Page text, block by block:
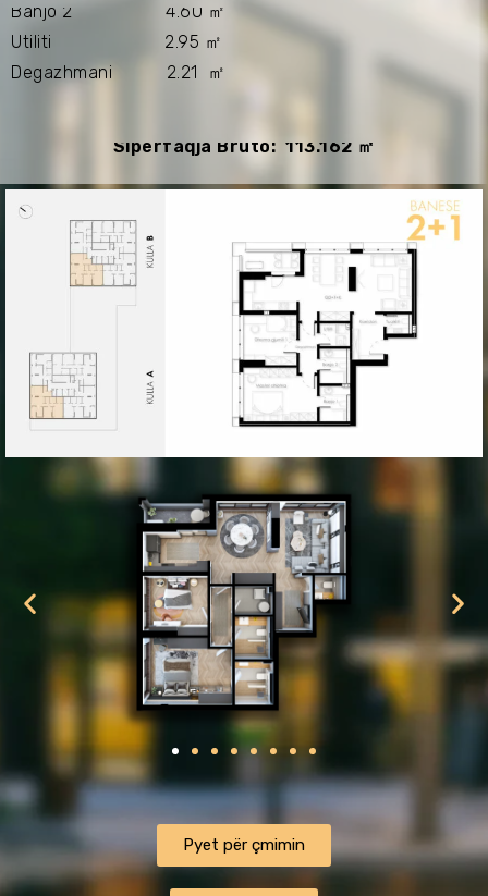
Banjo 2 4.60 ㎡
Utiliti 2.95 ㎡
Degazhmani 2.21 ㎡
Sipërfaqja Bruto: 113.162 ㎡
ㅤㅤㅤㅤPyet për çmiminㅤㅤㅤㅤ